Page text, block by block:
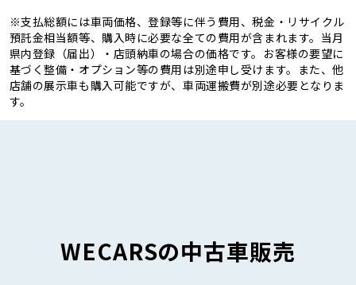
※支払総額には車両価格、登録等に伴う費用、税金・リサイクル
預託金相当額等、購入時に必要な全ての費用が含まれます。当月
県内登録（届出）・店頭納車の場合の価格です。お客様の要望に
基づく整備・オプション等の費用は別途申し受けます。また、他
店舗の展示車も購入可能ですが、車両運搬費が別途必要となりま
す。
WECARSの中古車販売